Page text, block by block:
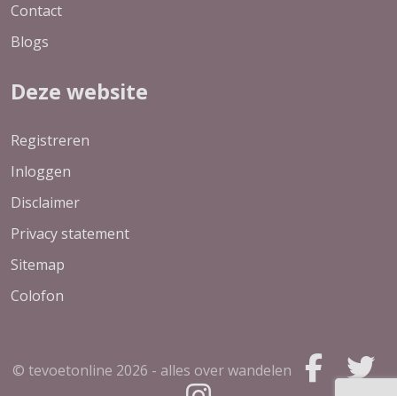
Contact
Blogs
Deze website
Registreren
Inloggen
Disclaimer
Privacy statement
Sitemap
Colofon
© tevoetonline 2026 - alles over wandelen